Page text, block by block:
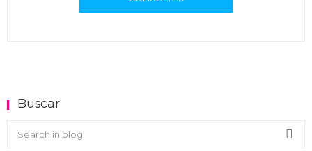
Buscar
Buscar en el blog